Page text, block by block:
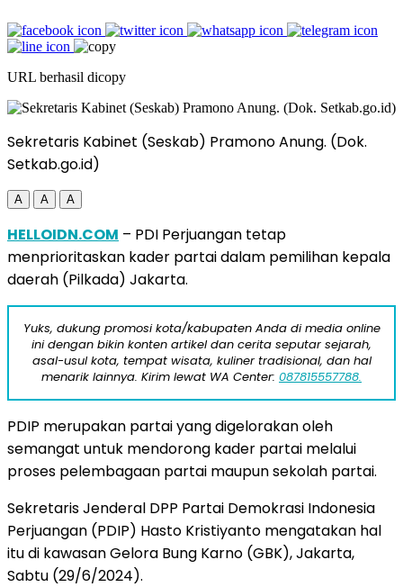
URL berhasil dicopy
Sekretaris Kabinet (Seskab) Pramono Anung. (Dok.
Setkab.go.id)
A A A
HELLOIDN.COM – PDI Perjuangan tetap
menprioritaskan kader partai dalam pemilihan kepala
daerah (Pilkada) Jakarta.
Yuks, dukung promosi kota/kabupaten Anda di media online
ini dengan bikin konten artikel dan cerita seputar sejarah,
asal-usul kota, tempat wisata, kuliner tradisional, dan hal
menarik lainnya. Kirim lewat WA Center: 087815557788.
PDIP merupakan partai yang digelorakan oleh
semangat untuk mendorong kader partai melalui
proses pelembagaan partai maupun sekolah partai.
Sekretaris Jenderal DPP Partai Demokrasi Indonesia
Perjuangan (PDIP) Hasto Kristiyanto mengatakan hal
itu di kawasan Gelora Bung Karno (GBK), Jakarta,
Sabtu (29/6/2024).